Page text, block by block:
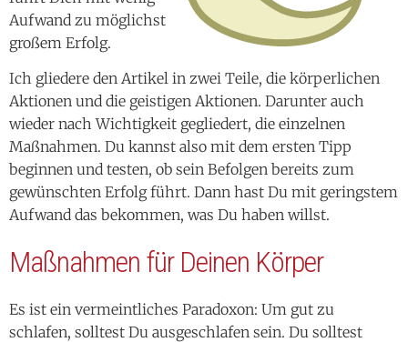
Ich gliedere den Artikel in zwei Teile, die körperlichen
Aktionen und die geistigen Aktionen. Darunter auch
wieder nach Wichtigkeit gegliedert, die einzelnen
Maßnahmen. Du kannst also mit dem ersten Tipp
beginnen und testen, ob sein Befolgen bereits zum
gewünschten Erfolg führt. Dann hast Du mit geringstem
Aufwand das bekommen, was Du haben willst.
Maßnahmen für Deinen Körper
schlafen, solltest Du ausgeschlafen sein. Du solltest
genügend Schlaf? Sind es die 8,2 Stunden, die jeder
Deutsche im Durchschnitt pro Tag im Bettverbringt?